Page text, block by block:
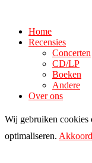
Home
Recensies
Concerten
CD/LP
Boeken
Andere
Over ons
Wij gebruiken cookies
optimaliseren. Akkoord